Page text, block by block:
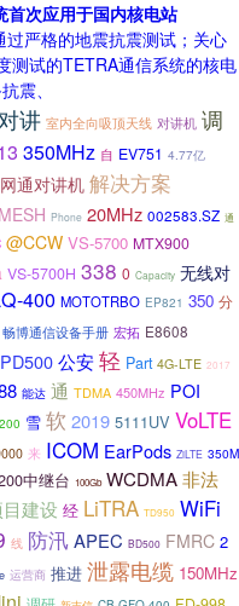
首次应用于国内核电站
严格的地震抗震测试；关心
测试的TETRA通信系统的核电
震、
讲 室内全向吸顶天线 对讲机 调
350MHz 自 EV751 4.77亿
通对讲机 解决方案
MESH Phone 20MHz 002583.SZ 通
@CCW VS-5700 MTX900
VS-5700H 338 0 Capacity 无线对
400 MOTOTRBO EP821 350 分
畅博通信设备手册 宏拓 E8608
PD500公安轻 Part 4G-LTE 2017
能达 通 TDMA 450MHz POI
雪 软 2019 5111UV VoLTE
来 ICOM EarPods ZiLTE 350M
中继台 100Gb WCDMA非法
建设 经 LiTRA TD950 WiFi
线 防汛APEC BD500 FMRC 2
运营商 推进 泄露电缆 150MHz